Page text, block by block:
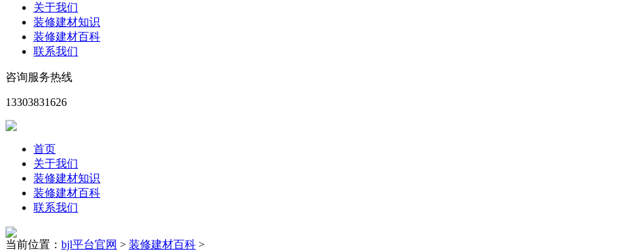
关于我们
装修建材知识
装修建材百科
联系我们
咨询服务热线
13303831626
首页
关于我们
装修建材知识
装修建材百科
联系我们
当前位置： bjl平台官网 > 装修建材百科 >